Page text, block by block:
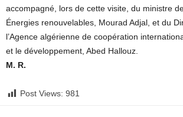
accompagné, lors de cette visite, du ministre
Énergies renouvelables, Mourad Adjal, et du
l’Agence algérienne de coopération
et le développement, Abed Hallouz.
M. R.
Post Views: 981